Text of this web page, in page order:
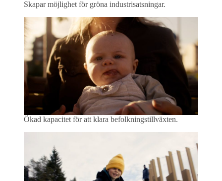
Skapar möjlighet för gröna industrisatsningar.
Ökad kapacitet för att klara befolkningstillväxten.